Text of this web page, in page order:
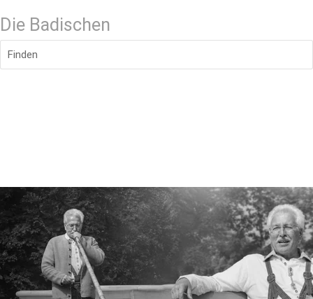
Die Badischen
Finden